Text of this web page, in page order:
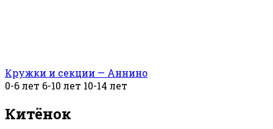
Кружки и секции — Аннино
0-6 лет 6-10 лет 10-14 лет
Китёнок